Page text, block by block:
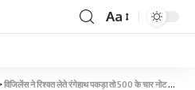
Aa
विजिलेंस ने रिश्वत लेते रंगेहाथ पकड़ा तो 500 के चार नोट निगल गया पटवारी।